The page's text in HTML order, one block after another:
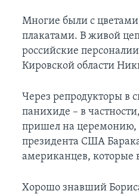
Многие были с
плакатами. В живой
российские
Кировской области
Через репродукторы в
панихиде – в
пришел на церемонию,
президента США
американцев, которые
Хорошо знавший